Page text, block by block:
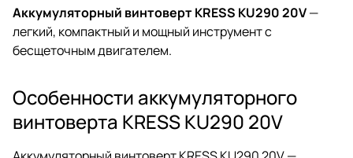
Аккумуляторный винтоверт KRESS KU290 20V—
легкий, компактный и мощный инструмент c
бесщеточным двигателем.
Особенности аккумуляторного
винтоверта KRESS KU290 20V